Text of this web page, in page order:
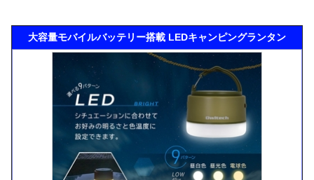
大容量モバイルバッテリー搭載 LEDキャンピングランタン